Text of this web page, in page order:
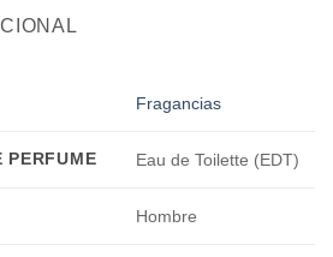
Fragancias
PERFUME Eau de Toilette (EDT)
Hombre